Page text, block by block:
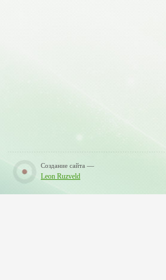
Создание сайта —
Leon Ruzveld